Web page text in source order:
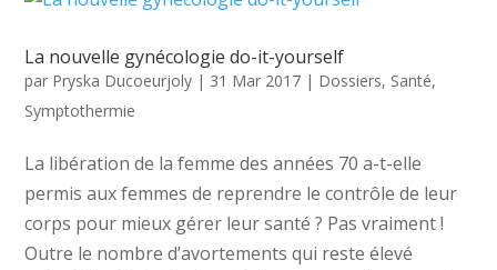
La nouvelle gynécologie do-it-yourself
par Pryska Ducoeurjoly | 31 Mar 2017 | Dossiers, Santé,
Symptothermie
La libération de la femme des années 70 a-t-elle
permis aux femmes de reprendre le contrôle de leur
corps pour mieux gérer leur santé ? Pas vraiment !
Outre le nombre d’avortements qui reste élevé